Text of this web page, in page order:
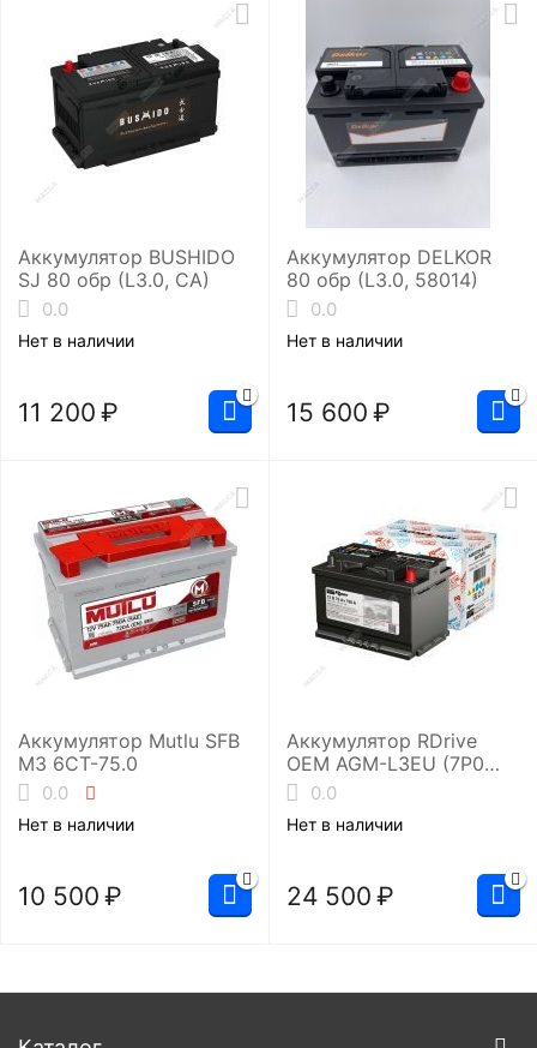
Аккумулятор BUSHIDO
SJ 80 обр (L3.0, CA)
0.0
Нет в наличии
11 200 ₽
Аккумулятор DELKOR
80 обр (L3.0, 58014)
0.0
Нет в наличии
15 600 ₽
Аккумулятор Mutlu SFB
M3 6СТ-75.0
0.0
Нет в наличии
10 500 ₽
Аккумулятор RDrive
OEM AGM-L3EU (7P0
915 105 )
0.0
Нет в наличии
24 500 ₽